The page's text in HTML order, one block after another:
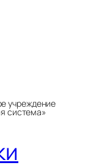
учреждение
система»